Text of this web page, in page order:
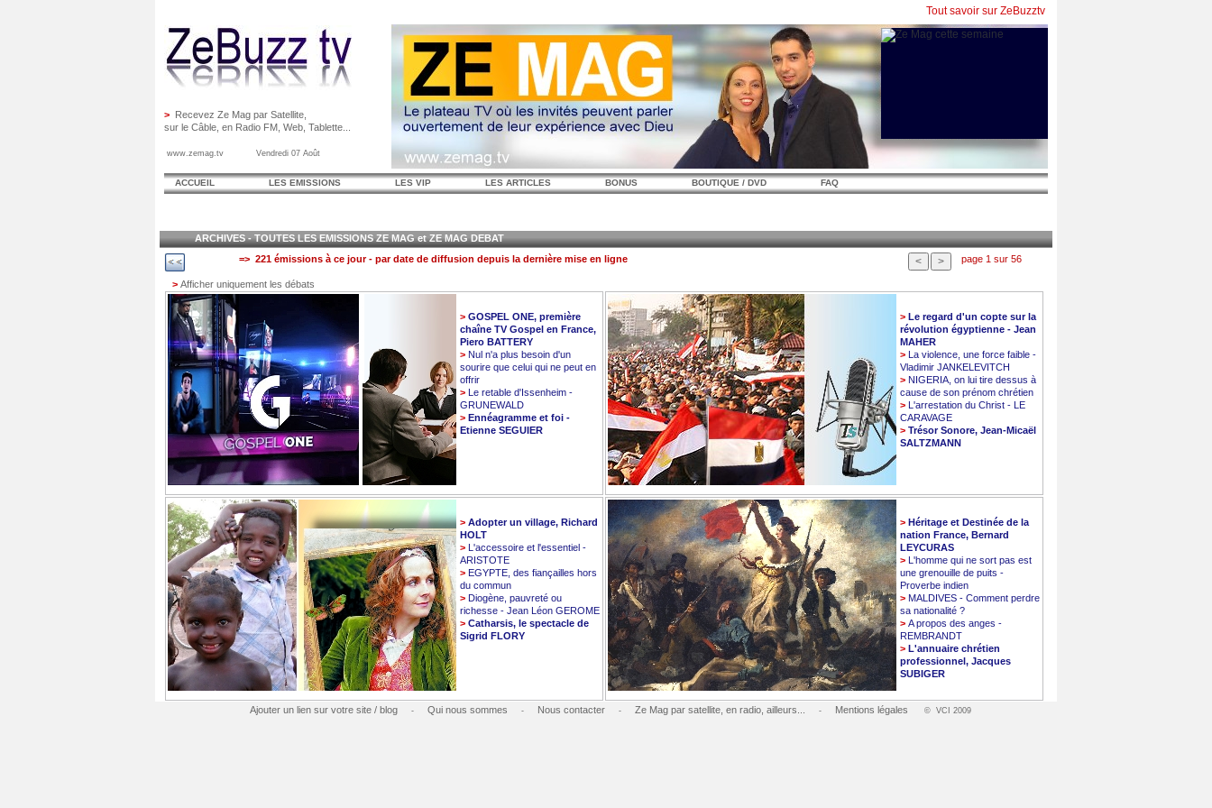
> Recevez Ze Mag par Satellite,
sur le Câble, en Radio FM, Web, Tablette...
www.zemag.tv Vendredi 07 Août
Tout savoir sur ZeBuzztv
ACCUEIL LES EMISSIONS LES VIP LES ARTICLES BONUS BOUTIQUE / DVD FAQ
ARCHIVES - TOUTES LES EMISSIONS ZE MAG et ZE MAG DEBAT
=> 221 émissions à ce jour - par date de diffusion depuis la dernière mise en ligne
page 1 sur 56
> Afficher uniquement les débats
> GOSPEL ONE, première
chaîne TV Gospel en France,
Piero BATTERY
> Nul n'a plus besoin d'un
sourire que celui qui ne peut en
offrir
> Le retable d'Issenheim -
GRUNEWALD
> Ennéagramme et foi -
Etienne SEGUIER
> Le regard d'un copte sur la
révolution égyptienne - Jean
MAHER
> La violence, une force faible -
Vladimir JANKELEVITCH
> NIGERIA, on lui tire dessus à
cause de son prénom chrétien
> L'arrestation du Christ - LE
CARAVAGE
> Trésor Sonore, Jean-Micaël
SALTZMANN
> Adopter un village, Richard
HOLT
> L'accessoire et l'essentiel -
ARISTOTE
> EGYPTE, des fiançailles hors
du commun
> Diogène, pauvreté ou
richesse - Jean Léon GEROME
> Catharsis, le spectacle de
Sigrid FLORY
> Héritage et Destinée de la
nation France, Bernard
LEYCURAS
> L'homme qui ne sort pas est
une grenouille de puits -
Proverbe indien
> MALDIVES - Comment perdre
sa nationalité ?
> A propos des anges -
REMBRANDT
> L'annuaire chrétien
professionnel, Jacques
SUBIGER
Ajouter un lien sur votre site / blog - Qui nous sommes - Nous contacter - Ze Mag par satellite, en radio, ailleurs... - Mentions légales © VCI 2009